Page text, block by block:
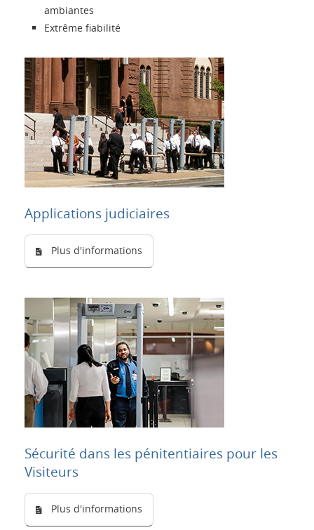
ambiantes
Extrême fiabilité
Applications judiciaires
Plus d'informations
Sécurité dans les pénitentiaires pour les
Visiteurs
Plus d'informations